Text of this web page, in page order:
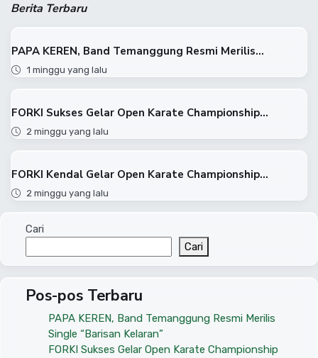
Berita Terbaru
PAPA KEREN, Band Temanggung Resmi Merilis...
1 minggu yang lalu
FORKI Sukses Gelar Open Karate Championship...
2 minggu yang lalu
FORKI Kendal Gelar Open Karate Championship...
2 minggu yang lalu
Cari
Cari
Pos-pos Terbaru
PAPA KEREN, Band Temanggung Resmi Merilis
Single “Barisan Kelaran”
FORKI Sukses Gelar Open Karate Championship